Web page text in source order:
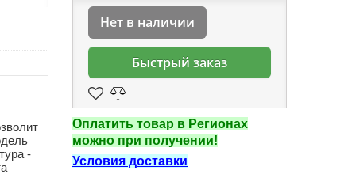
-
Нет в наличии
Быстрый заказ
Оплатить товар в Регионах
можно при получении!
Условия доставки